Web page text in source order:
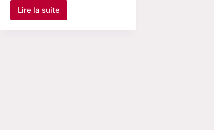
Lire la suite
Le